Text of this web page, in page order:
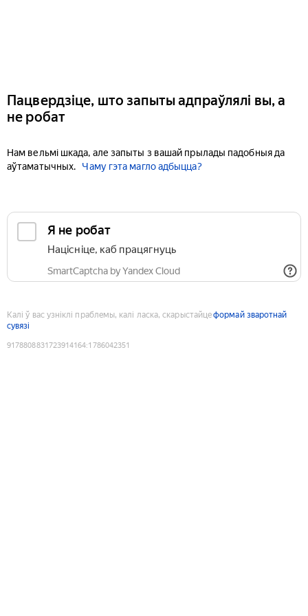
Пацвердзіце, што запыты адпраўлялі вы, а
не робат
Нам вельмі шкада, але запыты з вашай прылады падобныя да
аўтаматычных.
Чаму гэта магло адбыцца?
Я не робат
Націсніце, каб працягнуць
SmartCaptcha by Yandex Cloud
Калі ў вас узніклі праблемы, калі ласка, скарыстайцеформай зваротнай
сувязі
9178808831723914164:1786042351